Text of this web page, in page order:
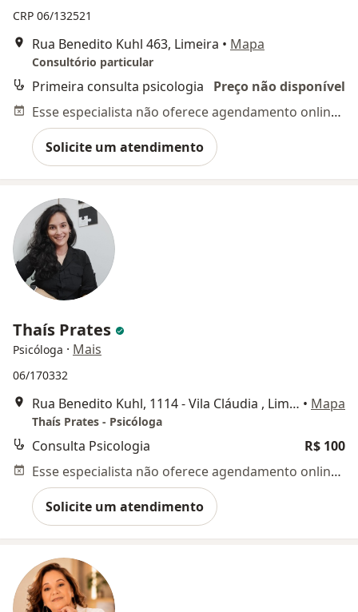
CRP 06/132521
Rua Benedito Kuhl 463, Limeira • Mapa
Consultório particular
Primeira consulta psicologia
Preço não disponível
Esse especialista não oferece agendamento online para esse endereço.
Solicite um atendimento
Thaís Prates
Psicóloga · Mais
06/170332
Rua Benedito Kuhl, 1114 - Vila Cláudia , Limeira • Mapa
Thaís Prates - Psicóloga
Consulta Psicologia
R$ 100
Esse especialista não oferece agendamento online para esse endereço.
Solicite um atendimento